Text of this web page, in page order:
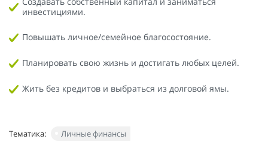
инвестициями.
Повышать личное/семейное благосостояние.
Планировать свою жизнь и достигать любых целей.
Жить без кредитов и выбраться из долговой ямы.
Тематика: Личные финансы